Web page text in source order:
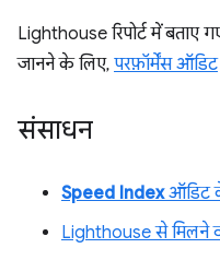
Lighthouse रिपोर्ट में बताए
जानने के लिए, परफ़ॉर्मेंस ऑडिट
संसाधन
Speed Indexऑडिट
Lighthouse से मिलने